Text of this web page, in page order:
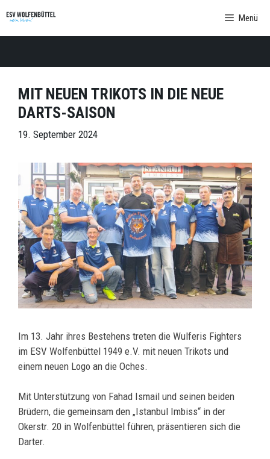
Inhalt
springen
Menü
MIT NEUEN TRIKOTS IN DIE NEUE
DARTS-SAISON
19. September 2024
Im 13. Jahr ihres Bestehens treten die Wulferis Fighters
im ESV Wolfenbüttel 1949 e.V. mit neuen Trikots und
einem neuen Logo an die Oches.
Mit Unterstützung von Fahad Ismail und seinen beiden
Brüdern, die gemeinsam den „Istanbul Imbiss“ in der
Okerstr. 20 in Wolfenbüttel führen, präsentieren sich die
Darter.